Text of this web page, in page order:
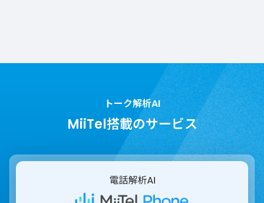
トーク解析AI
MiiTel搭載のサービス